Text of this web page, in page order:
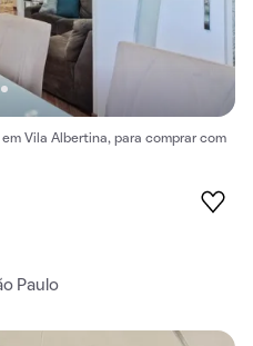
Vila Albertina, para comprar com
Paulo